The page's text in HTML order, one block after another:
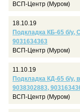
ВСП-Центр (Муром)
18.10.19
Подкладка КБ-65 б/у,
9031634363
ВСП-Центр (Муром)
11.10.19
Подкладка КД-65 б/у,
9038302883,
ВСП-Центр (Муром)